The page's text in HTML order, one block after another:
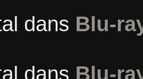
dans Blu-
dans Blu-